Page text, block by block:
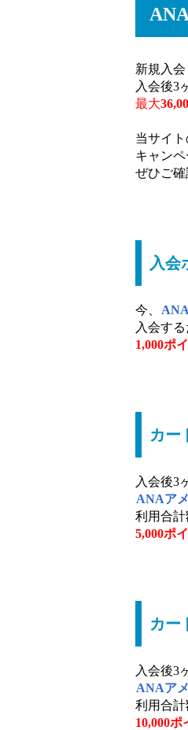
新規入会
入会後3
最大
当サイ
キャンペ
ぜひご確
入会
今、
入会する
1,000ポ
カー
入会後3
ANAア
利用合計
5,000ポ
カー
入会後3
ANAア
利用合計
10,000ポ